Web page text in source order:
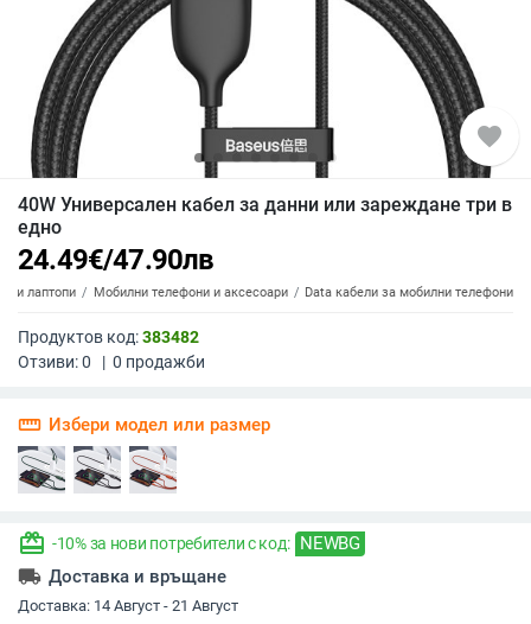
favorite
40W Универсален кабел за данни или зареждане три в
едно
24.49€/47.90лв
и лаптопи Мобилни телефони и аксесоари Data кабели за мобилни телефони
Продуктов код:383482
Отзиви:0 | 0 продажби
straighten Избери модел или размер
redeem -10% за нови потребители с код: NEWBG
local_shipping Доставка и връщане
Доставка: 14 Август - 21 Август